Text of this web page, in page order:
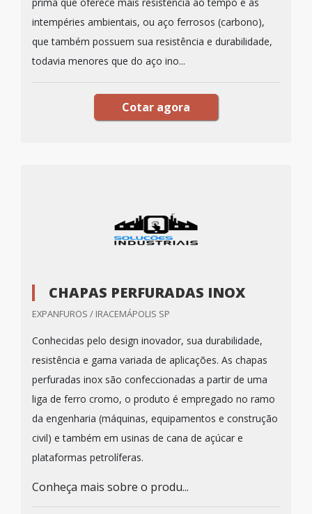
intempéries ambientais, ou aço ferrosos (carbono),
que também possuem sua resistência e durabilidade,
todavia menores que do aço ino...
Cotar agora
CHAPAS PERFURADAS INOX
EXPANFUROS / IRACEMÁPOLIS SP
Conhecidas pelo design inovador, sua durabilidade,
resistência e gama variada de aplicações. As chapas
perfuradas inox são confeccionadas a partir de uma
liga de ferro cromo, o produto é empregado no ramo
da engenharia (máquinas, equipamentos e construção
civil) e também em usinas de cana de açúcar e
plataformas petrolíferas.
Conheça mais sobre o produ...